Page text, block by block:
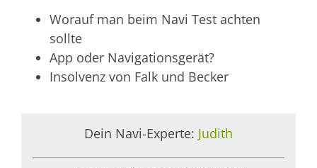
Worauf man beim Navi Test achten
sollte
App oder Navigationsgerät?
Insolvenz von Falk und Becker
Dein Navi-Experte: Judith